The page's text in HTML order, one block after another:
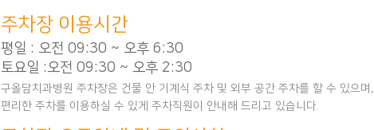
주차장 이용시간
평일 : 오전 09:30 ~ 오후 6:30
토요일 :오전 09:30 ~ 오후 2:30
구올담치과병원 주차장은 건물 안 기계식 주차 및 외부 공간 주차를 할 수 있으며,
편리한 주차를 이용하실 수 있게 주차직원이 안내해 드리고 있습니다.